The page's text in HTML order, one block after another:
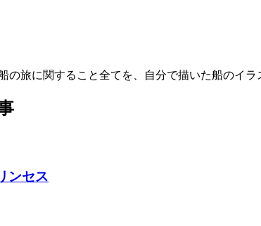
の旅に関すること全てを、自分で描いた船のイ
ンセス